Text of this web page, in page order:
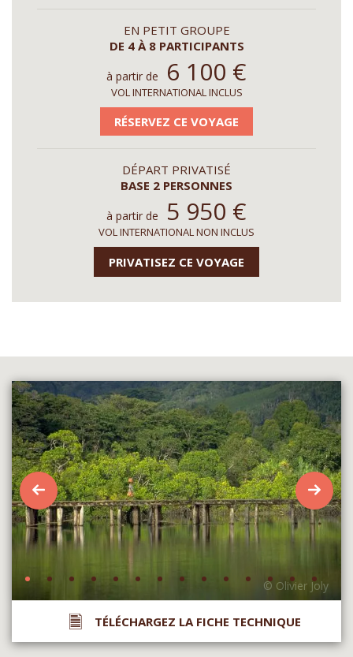
EN PETIT GROUPE
DE 4 À 8 PARTICIPANTS
à partir de 6 100 €
VOL INTERNATIONAL INCLUS
RÉSERVEZ CE VOYAGE
DÉPART PRIVATISÉ
BASE 2 PERSONNES
à partir de 5 950 €
VOL INTERNATIONAL NON INCLUS
PRIVATISEZ CE VOYAGE
TÉLÉCHARGEZ LA FICHE TECHNIQUE